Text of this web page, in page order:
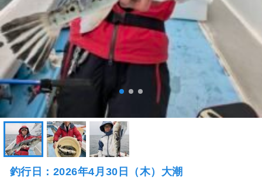
釣行日：2026年4月30日（木）大潮